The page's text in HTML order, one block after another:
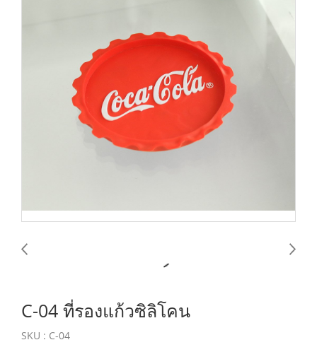
C-04 ที่รองแก้วซิลิโคน
SKU : C-04